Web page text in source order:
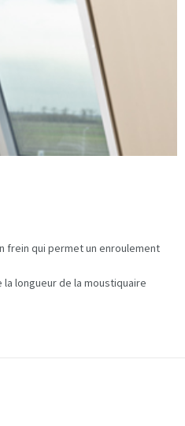
frein qui permet un enroulement
longueur de la moustiquaire